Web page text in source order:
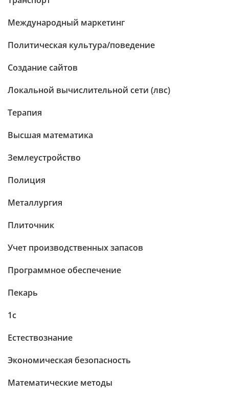
Международный маркетинг
Политическая культура/поведение
Создание сайтов
Локальной вычислительной сети (лвс)
Терапия
Высшая математика
Землеустройство
Полиция
Металлургия
Плиточник
Учет производственных запасов
Программное обеспечение
Пекарь
1c
Естествознание
Экономическая безопасность
Математические методы